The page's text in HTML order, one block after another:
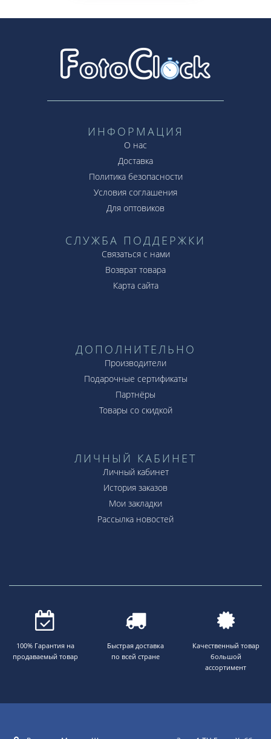
ИНФОРМАЦИЯ
О нас
Доставка
Политика безопасности
Условия соглашения
Для оптовиков
СЛУЖБА ПОДДЕРЖКИ
Связаться с нами
Возврат товара
Карта сайта
ДОПОЛНИТЕЛЬНО
Производители
Подарочные сертификаты
Партнёры
Товары со скидкой
ЛИЧНЫЙ КАБИНЕТ
Личный кабинет
История заказов
Мои закладки
Рассылка новостей
100% Гарантия на
продаваемый товар
Быстрая доставка
по всей стране
Качественный товар
большой
ассортимент